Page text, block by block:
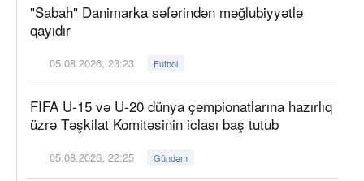
"Sabah" Danimarka səfərindən məğlubiyyətlə
qayıdır
05.08.2026, 23:23 Futbol
FIFA U-15 və U-20 dünya çempionatlarına hazırlıq
üzrə Təşkilat Komitəsinin iclası baş tutub
05.08.2026, 22:25 Gündəm